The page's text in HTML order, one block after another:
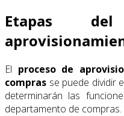
Etapas
El proceso de
compras se puede dividir
determinarán las
departamento de compras.